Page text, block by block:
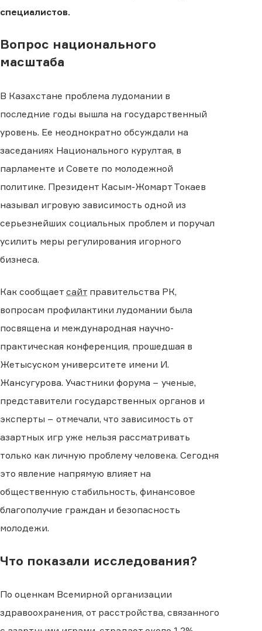
специалистов.
Вопрос национального
масштаба
В Казахстане проблема лудомании в
последние годы вышла на государственный
уровень. Ее неоднократно обсуждали на
заседаниях Национального курултая, в
парламенте и Совете по молодежной
политике. Президент Касым-Жомарт Токаев
называл игровую зависимость одной из
серьезнейших социальных проблем и поручал
усилить меры регулирования игорного
бизнеса.
Как сообщает сайт правительства РК,
вопросам профилактики лудомании была
посвящена и международная научно-
практическая конференция, прошедшая в
Жетысуском университете имени И.
Жансугурова. Участники форума − ученые,
представители государственных органов и
эксперты − отмечали, что зависимость от
азартных игр уже нельзя рассматривать
только как личную проблему человека. Сегодня
это явление напрямую влияет на
общественную стабильность, финансовое
благополучие граждан и безопасность
молодежи.
Что показали исследования?
По оценкам Всемирной организации
здравоохранения, от расстройства, связанного